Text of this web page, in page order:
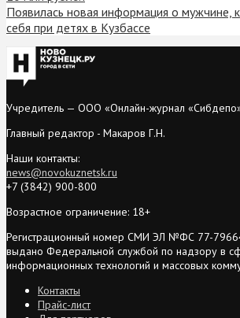
Появилась новая информация о мужчине,
себя при детях в Кузбассе
Учредитель — ООО «Онлайн-журнал
Главный редактор - Макаров Г.Н.
Наши контакты:
news@novokuznetsk.ru
+7 (3842) 900-800
Возрастное ограничение: 18+
Регистрационный номер СМИ ЭЛ №ФС 77-
выдано Федеральной службой по надзору в
информационных технологий и массовых
Контакты
Прайс-лист